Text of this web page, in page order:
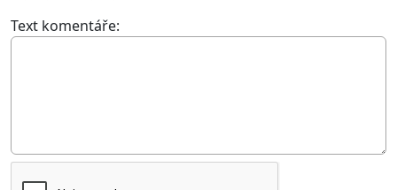
Text komentáře: